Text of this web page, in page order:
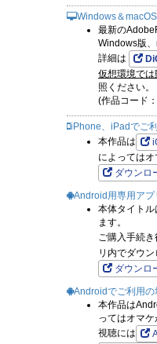
Windows＆
最新の
Windows版、
詳細は
仮想環境では
照ください。
(作品コード
iPhone、iPadでご
本作品は
によってはオ
ダウンロ
Android用専用アプ
本体タイト
ます。
ご購入手続き
リ内でダウン
ダウンロ
Androidでご利用の
本作品は
ってはオマケ
視聴には